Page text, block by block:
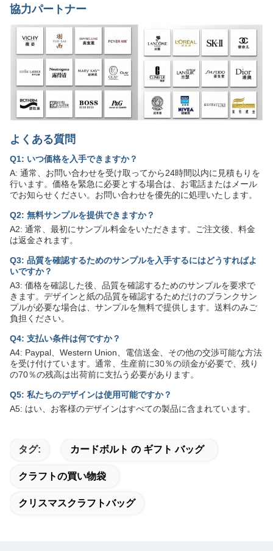
協力パートナー
よくある質問
Q1: いつ価格を入手できますか？
A: 通常、お問い合わせを受け取ってから24時間以内に見積もりを
行います。価格を緊急に必要とする場合は、お電話またはメール
でお知らせください。お問い合わせを優先的に処理いたします。
Q2: 無料サンプルを提供できますか？
A2: 通常、最初にサンプル料金をいただきます。ご注文後、料金
は返金されます。
Q3: 品質を確認するためのサンプルを入手するにはどうすればよ
いですか？
A3: 価格を確認した後、品質を確認するためのサンプルを要求で
きます。デザインと紙の品質を確認するためだけのブランクサン
プルが必要な場合は、サンプルを無料で提供します。送料のみご
負担ください。
Q4: 支払い条件は何ですか？
A4: Paypal、Western Union、電信送金、その他の交渉可能な方法
を受け付けています。通常、生産前に30％の頭金が必要で、残り
の70％の残高は出荷前に支払う必要があります。
Q5: 私たちのデザインは使用可能ですか？
A5: はい、お客様のデザインはすべての製品に含まれています。
タグ: カードボルト の ギフト バッグ
クラフトの買い物袋
クリスマスクラフトバッグ